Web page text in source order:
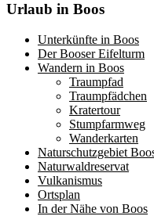
Urlaub in Boos
Unterkünfte in Boos
Der Booser Eifelturm
Wandern in Boos
Traumpfad
Traumpfädchen
Kratertour
Stumpfarmweg
Wanderkarten
Naturschutzgebiet
Naturwaldreservat
Vulkanismus
Ortsplan
In der Nähe von Boos